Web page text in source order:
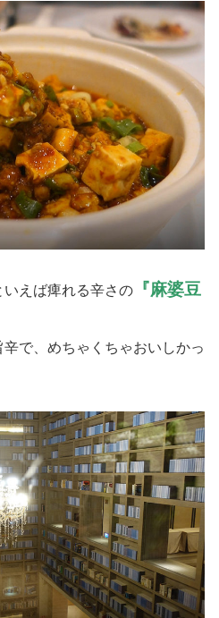
えば痺れる辛さの
『麻婆豆
で、めちゃくちゃおいしかっ